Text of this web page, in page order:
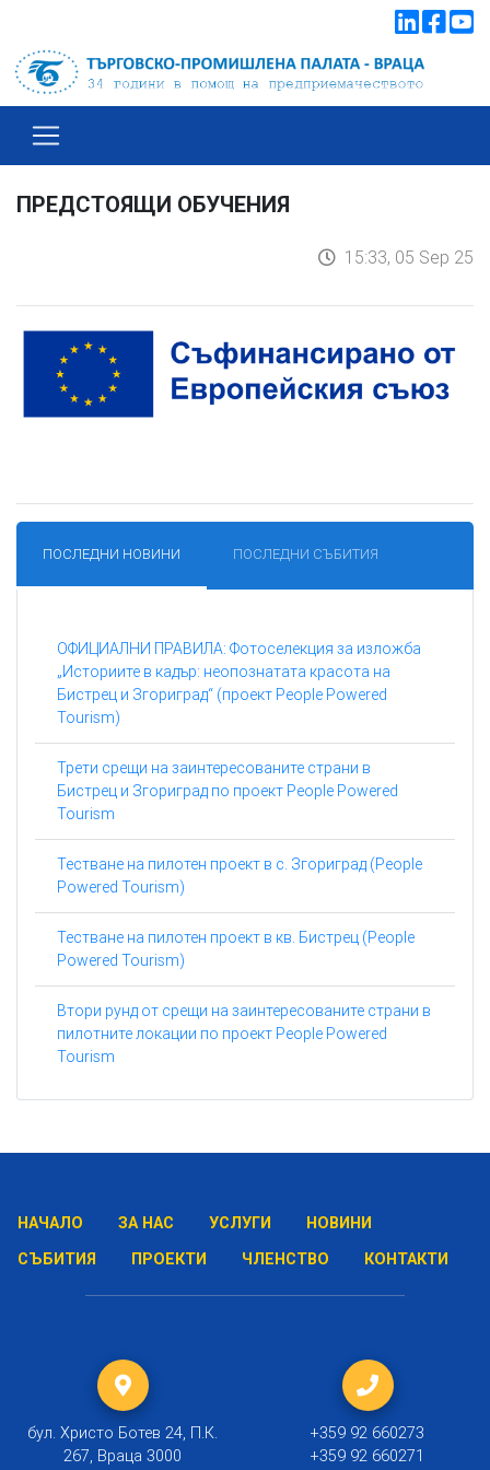
ПРЕДСТОЯЩИ ОБУЧЕНИЯ
15:33, 05 Sep 25
ПОСЛЕДНИ НОВИНИ ПОСЛЕДНИ СЪБИТИЯ
ОФИЦИАЛНИ ПРАВИЛА: Фотоселекция за изложба
„Историите в кадър: неопознатата красота на
Бистрец и Згориград“ (проект People Powered
Tourism)
Трети срещи на заинтересованите страни в
Бистрец и Згориград по проект People Powered
Tourism
Тестване на пилотен проект в с. Згориград (People
Powered Tourism)
Тестване на пилотен проект в кв. Бистрец (People
Powered Tourism)
Втори рунд от срещи на заинтересованите страни в
пилотните локации по проект People Powered
Tourism
НАЧАЛО ЗА НАС УСЛУГИ
НОВИНИ
СЪБИТИЯ
ПРОЕКТИ ЧЛЕНСТВО КОНТАКТИ
бул. Христо Ботев 24, П.К.
267, Враца 3000
+359 92 660273
+359 92 660271